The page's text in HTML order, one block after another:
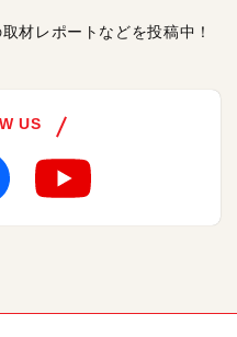
材レポートなどを投稿中！
US